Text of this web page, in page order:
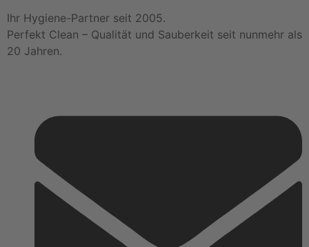
Ihr Hygiene-Partner seit 2005.
Perfekt Clean – Qualität und Sauberkeit seit nunmehr als
20 Jahren.